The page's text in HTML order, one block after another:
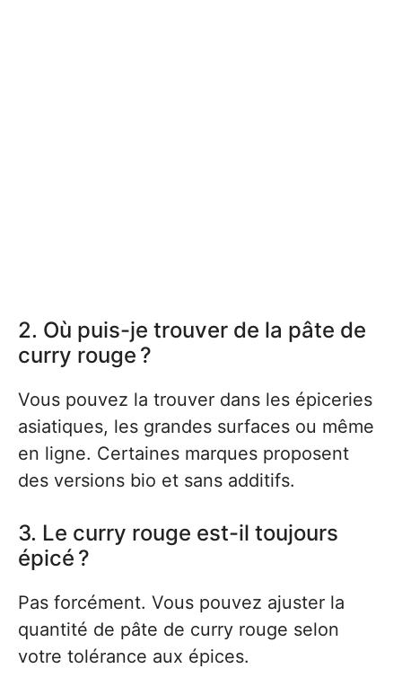
2. Où puis-je trouver de la pâte de
curry rouge ?
Vous pouvez la trouver dans les épiceries
asiatiques, les grandes surfaces ou même
en ligne. Certaines marques proposent
des versions bio et sans additifs.
3. Le curry rouge est-il toujours
épicé ?
Pas forcément. Vous pouvez ajuster la
quantité de pâte de curry rouge selon
votre tolérance aux épices.